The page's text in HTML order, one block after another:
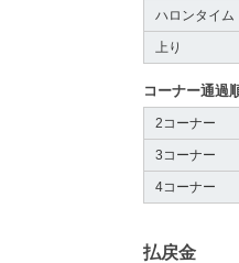
ハロンタイム
上り
コーナー通過
2コーナー
3コーナー
4コーナー
払戻金